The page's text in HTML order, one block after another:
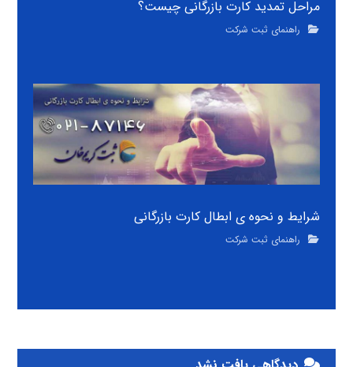
مراحل تمدید کارت بازرگانی چیست؟
راهنمای ثبت شرکت
شرایط و نحوه ی ابطال کارت بازرگانی
راهنمای ثبت شرکت